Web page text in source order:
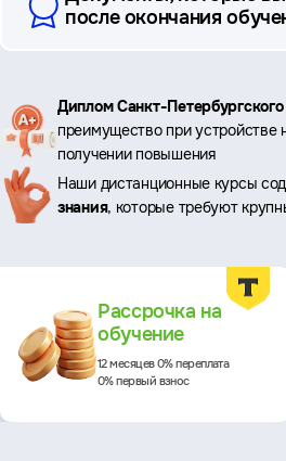
после окончания
Ключевые
преимущества
Диплом Санкт-Петербургского
преимущество при устройстве
получении повышения
Наши дистанционные курсы
знания, которые требуют
Рассрочка на
обучение
12 месяцев 0% переплата
0% первый взнос